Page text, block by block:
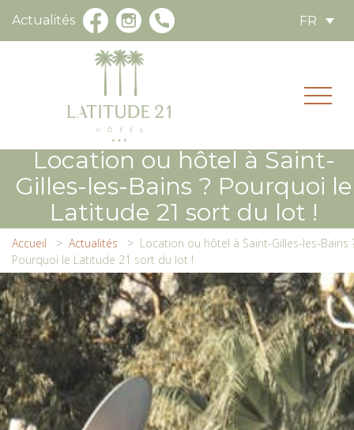
Actualités FR
Location ou hôtel à Saint-
Gilles-les-Bains ? Pourquoi le
Latitude 21 sort du lot !
Accueil Actualités
Location ou hôtel à Saint-Gilles-les-Bains
Pourquoi le Latitude 21 sort du lot !